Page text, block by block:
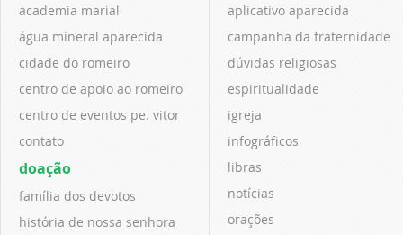
academia marial
água mineral aparecida
cidade do romeiro
centro de apoio ao romeiro
centro de eventos pe. vitor
contato
doação
família dos devotos
história de nossa senhora
aplicativo aparecida
campanha da fraternidade
dúvidas religiosas
espiritualidade
igreja
infográficos
libras
notícias
orações